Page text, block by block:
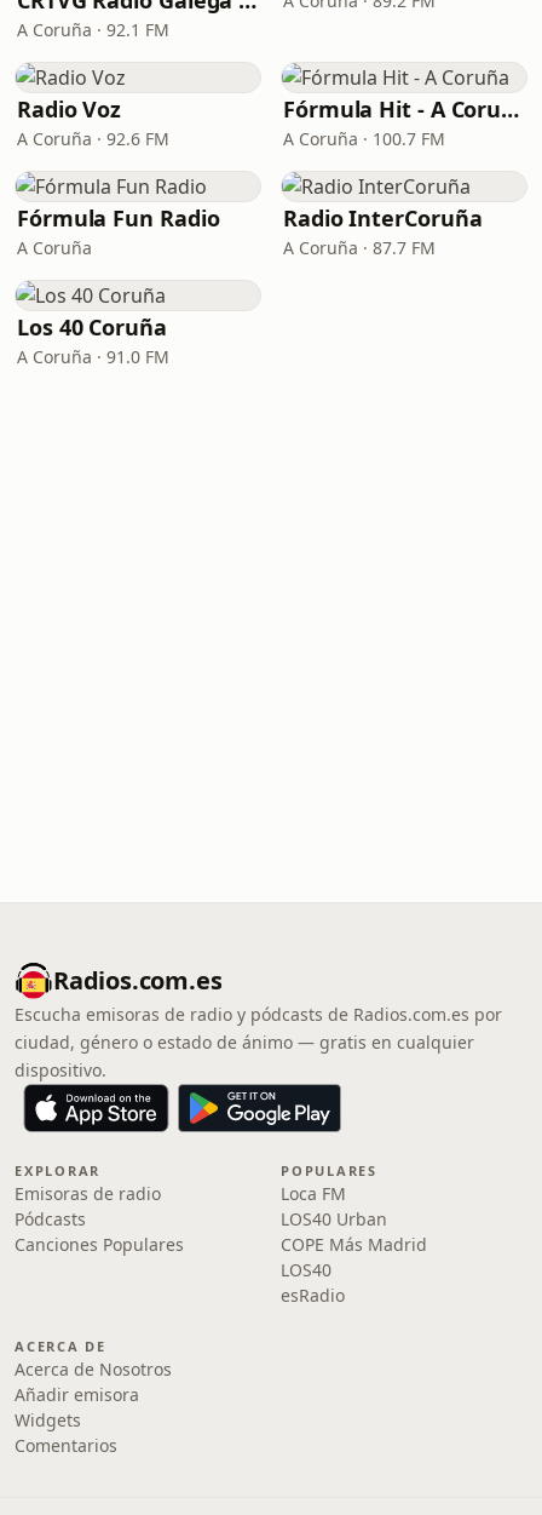
A Coruña · 92.1 FM
Radio Voz
A Coruña · 92.6 FM
Fórmula Hit - A Coruña
A Coruña · 100.7 FM
Fórmula Fun Radio
A Coruña
Radio InterCoruña
A Coruña · 87.7 FM
Los 40 Coruña
A Coruña · 91.0 FM
Radios.com.es
Escucha emisoras de radio y pódcasts de Radios.com.es por
ciudad, género o estado de ánimo — gratis en cualquier
dispositivo.
EXPLORAR
Emisoras de radio
Pódcasts
Canciones Populares
POPULARES
Loca FM
LOS40 Urban
COPE Más Madrid
LOS40
esRadio
ACERCA DE
Acerca de Nosotros
Añadir emisora
Widgets
Comentarios